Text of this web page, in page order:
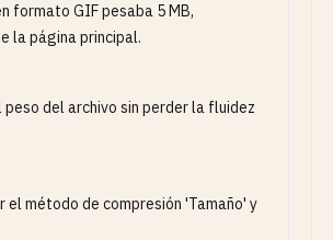
formato GIF pesaba 5 MB,
la página principal.
del archivo sin perder la fluidez
el método de compresión 'Tamaño' y